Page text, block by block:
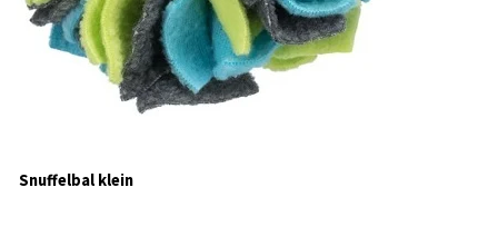
Snuffelbal klein